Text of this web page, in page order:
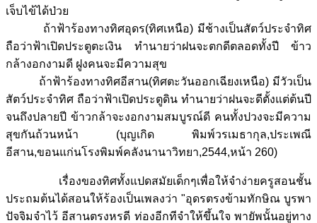
เจ็บไข้ได้ป่วย
ถ้าฟ้าร้องทางทิศอุดร(ทิศเหนือ) มีช้างเป็นสัตว์ประจำทิศ
ถือว่าฟ้าเปิดประตูตะเงิน ทำนายว่าฝนจะตกดีตลอดทั้งปี ข้าว
กล้างอกงามดี ฝูงคนจะมีความสุข
ถ้าฟ้าร้องทางทิศอีสาน(ทิศตะวันออกเฉียงเหนือ) มีวัวเป็น
สัตว์ประจำทิศ ถือว่าฟ้าเปิดประตูดิน ทำนายว่าฝนจะดีตั้งแต่ต้นปี
จนถึงปลายปี ข้าวกล้าจะงอกงามสมบูรณ์ดี คนทั้งปวงจะมีความ
สุขกันถ้วนหน้า (บุญเกิด พิมพ์วรเมธากุล,ประเพณี
อีสาน,ขอนแก่นโรงพิมพ์คลังนานาวิทยา,2544,หน้า 260)
เรื่องของทิศทั้งแปดสมัยเด็กๆเพื่อให้จำง่ายครูสอนชั้น
ประถมต้นได้สอนให้ร้องเป็นเพลงว่า "อุดรตรงข้ามทักษิณ บูรพา
ปัจจิมจำไว้ อีสานตรงหรดี ท่องอีกทีจำให้ขึ้นใจ พายัพนั้นอยู่ทาง